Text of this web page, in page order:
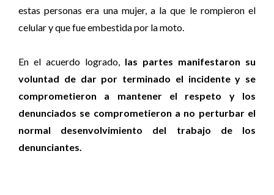
estas personas era una mujer, a la que le rompieron el
celular y que fue embestida por la moto.
En el acuerdo logrado, las partes manifestaron su
voluntad de dar por terminado el incidente y se
comprometieron a mantener el respeto y los
denunciados se comprometieron a no perturbar el
normal desenvolvimiento del trabajo de los
denunciantes.